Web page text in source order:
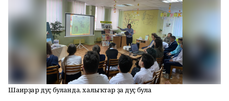
Шағирҙар дуҫ булғанда, халыҡтар ҙа дуҫ була